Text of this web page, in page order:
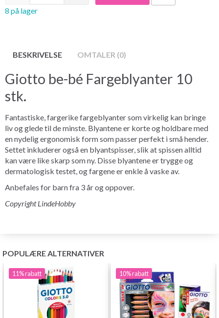
8 på lager
BESKRIVELSE OMTALER (0)
Giotto be-bé Fargeblyanter 10
stk.
Fantastiske, fargerike fargeblyanter som virkelig kan bringe
liv og glede til de minste. Blyantene er korte og holdbare med
en nydelig ergonomisk form som passer perfekt i små hender.
Settet inkluderer også en blyantspisser, slik at spissen alltid
kan være like skarp som ny. Disse blyantene er trygge og
dermatologisk testet, og fargene er enkle å vaske av.
Anbefales for barn fra 3 år og oppover.
Copyright LindeHobby
POPULÆRE ALTERNATIVER
11%rabatt 10%rabatt